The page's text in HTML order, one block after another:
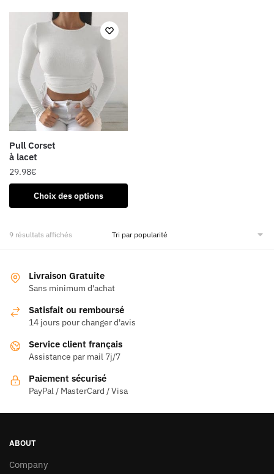
variations.
options
peuvent
être
choisies
sur
la
page
du
produit
Pull Corset
à lacet
29.98€
Choix des options
produit
plusieurs
options
peuvent
être
choisies
sur
la
du
produit
9 résultats affichés
Livraison Gratuite
Sans minimum d'achat
Satisfait ou remboursé
14 jours pour changer d'avis
Service client français
Assistance par mail 7j/7
Paiement sécurisé
PayPal / MasterCard / Visa
ABOUT
Company